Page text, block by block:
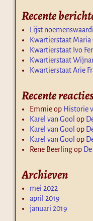
Recente
Lijst
Kwartierstaat Maria
Kwartierstaat Ivo
Kwartierstaat
Kwartierstaat Arie
Recente
Emmieop Historie
Karel van Gool op
Karel van Gool op
Karel van Gool op
Rene Beerlingop
Archieven
mei 2022
april 2019
januari 2019